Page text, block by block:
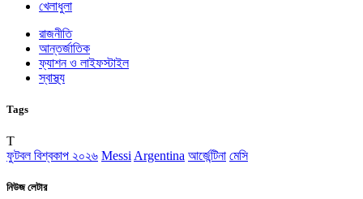
খেলাধুলা
রাজনীতি
আন্তর্জাতিক
ফ্যাশন ও লাইফস্টাইল
স্বাস্থ্য
Tags
T
ফুটবল বিশ্বকাপ ২০২৬ Messi Argentina আর্জেন্টিনা মেসি
নিউজ লেটার